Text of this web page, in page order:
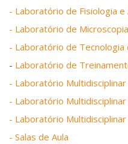
- Laboratório de Fisiologia e
- Laboratório de Microscopia
- Laboratório de Tecnologia
- Laboratório de
- Laboratório Multidisciplinar
- Laboratório Multidisciplinar
- Laboratório
- Salas de Aula